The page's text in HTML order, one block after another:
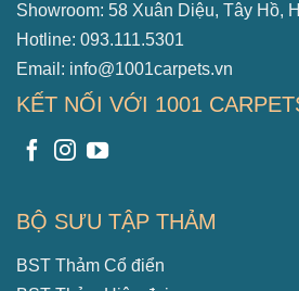
Showroom: 58 Xuân Diệu, Tây Hồ,
Hotline: 093.111.5301
Email: info@1001carpets.vn
KẾT NỐI VỚI 1001
BỘ SƯU TẬP THẢM
BST Thảm Cổ điển